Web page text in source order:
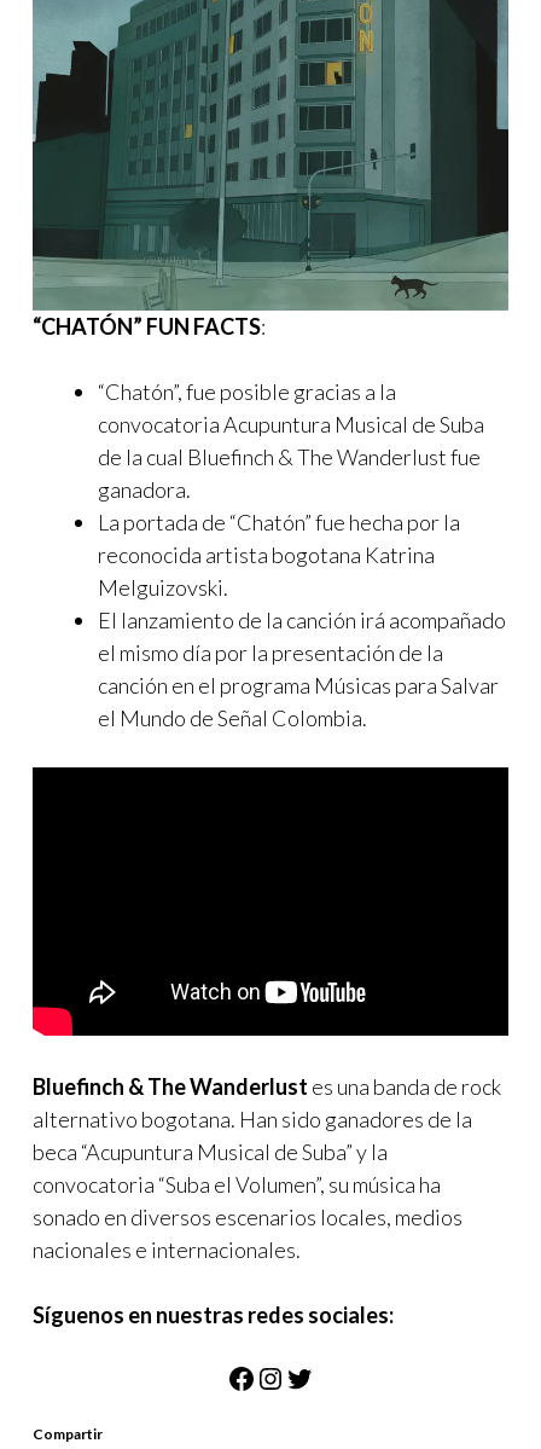
“CHATÓN” FUN FACTS:
“Chatón”, fue posible gracias a la
convocatoria Acupuntura Musical de Suba
de la cual Bluefinch & The Wanderlust fue
ganadora.
La portada de “Chatón” fue hecha por la
reconocida artista bogotana Katrina
Melguizovski.
El lanzamiento de la canción irá acompañado
el mismo día por la presentación de la
canción en el programa Músicas para Salvar
el Mundo de Señal Colombia.
Bluefinch & The Wanderlust es una banda de rock
alternativo bogotana. Han sido ganadores de la
beca “Acupuntura Musical de Suba” y la
convocatoria “Suba el Volumen”, su música ha
sonado en diversos escenarios locales, medios
nacionales e internacionales.
Síguenos en nuestras redes sociales:
Facebook
Instagram
Twitter
Compartir